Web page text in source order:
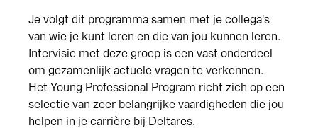
Je volgt dit programma samen met je collega's
van wie je kunt leren en die van jou kunnen leren.
Intervisie met deze groep is een vast onderdeel
om gezamenlijk actuele vragen te verkennen.
Het Young Professional Program richt zich op een
selectie van zeer belangrijke vaardigheden die jou
helpen in je carrière bij Deltares.